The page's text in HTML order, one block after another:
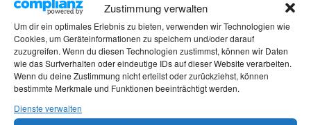
Zustimmung verwalten
Um dir ein optimales Erlebnis zu bieten, verwenden wir Technologien wie
Cookies, um Geräteinformationen zu speichern und/oder darauf
zuzugreifen. Wenn du diesen Technologien zustimmst, können wir Daten
wie das Surfverhalten oder eindeutige IDs auf dieser Website verarbeiten.
Wenn du deine Zustimmung nicht erteilst oder zurückziehst, können
bestimmte Merkmale und Funktionen beeinträchtigt werden.
Dienste verwalten
Neueste Beiträge
Hochzeitstage und ihre Bedeutung
Sturz – Nachtrag
Sturz mit Folgen
Gibt es was Neues?
Älter werden